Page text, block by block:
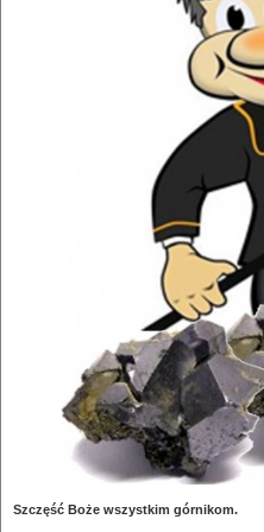
Szczęść Boże wszystkim górnikom.